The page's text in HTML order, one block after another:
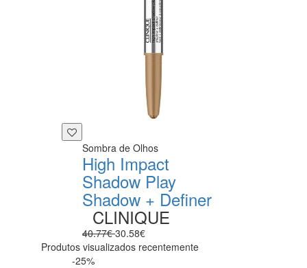
Sombra de Olhos
High Impact
Shadow Play
Shadow + Definer
CLINIQUE
40.77€30.58€
Produtos visualizados recentemente
-25%